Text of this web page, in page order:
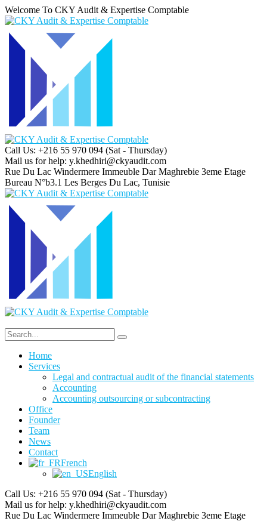
Welcome To CKY Audit & Expertise Comptable
Call Us: +216 55 970 094 (Sat - Thursday)
Mail us for help: y.khedhiri@ckyaudit.com
Rue Du Lac Windermere Immeuble Dar Maghrebie 3eme Etage
Bureau N°b3.1 Les Berges Du Lac, Tunisie
Home
Services
Legal and contractual audit of the financial statements
Accounting
Accounting outsourcing or subcontracting
Office
Founder
Team
News
Contact
French
English
Call Us: +216 55 970 094 (Sat - Thursday)
Mail us for help: y.khedhiri@ckyaudit.com
Rue Du Lac Windermere Immeuble Dar Maghrebie 3eme Etage